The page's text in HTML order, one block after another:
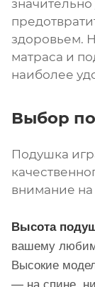
значительно
здоровьем.
матраса и
наиболее
Выбор
Подушка
внимание
Высота
вашему
Высокие
— на спине,